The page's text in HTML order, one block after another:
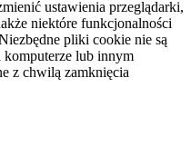
ustawienia przeglądarki,
niektóre funkcjonalności
pliki cookie nie są
komputerze lub innym
z chwilą zamknięcia